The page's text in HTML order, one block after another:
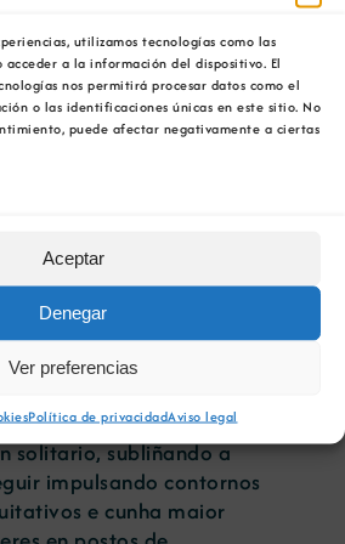
utilizamos tecnologías como las
a la información del dispositivo. El
nos permitirá procesar datos como el
o las identificaciones únicas en este sitio. No
puede afectar negativamente a ciertas
Aceptar
Denegar
Ver preferencias
Política de privacidadAviso legal
pola directora da
Prado, e participou na mesa
sosterse e medrar: o prezo
sendo muller”, compartindo
abordáronse cuestións
e as barreiras invisibles,
e o cuestionamento da
ferramentas para avanzar
elas a formación continua e
carga mental e na realidade
solitario, subliñando a
impulsando contornos
e cunha maior